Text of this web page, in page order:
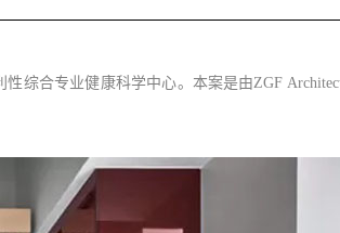
综合专业健康科学中心。本案是由ZGF